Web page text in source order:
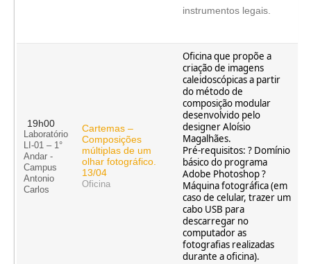
instrumentos legais.
19h00
Laboratório
LI-01 – 1°
Andar -
Campus
Antonio
Carlos
Cartemas –
Composições
múltiplas de um
olhar fotográfico.
13/04
Oficina
Oficina que propõe a
criação de imagens
caleidoscópicas a partir
do método de
composição modular
desenvolvido pelo
designer Aloísio
Magalhães.
Pré-requisitos: ? Domínio
básico do programa
Adobe Photoshop ?
Máquina fotográfica (em
caso de celular, trazer um
cabo USB para
descarregar no
computador as
fotografias realizadas
durante a oficina).